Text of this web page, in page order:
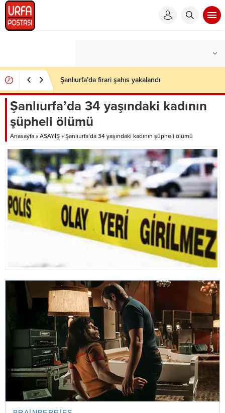
Şanlıurfa’da firari şahıs yakalandı
Şanlıurfa’da 34 yaşındaki kadının
şüpheli ölümü
Anasayfa » ASAYİŞ » Şanlıurfa’da 34 yaşındaki kadının şüpheli ölümü